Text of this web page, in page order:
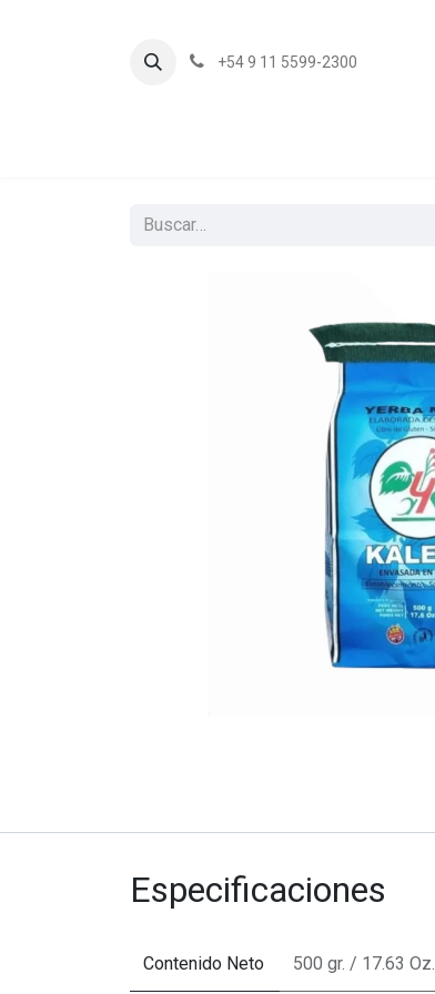
+54 9 11 5599-2300
Especificaciones
Contenido Neto 500 gr. / 17.63 Oz.